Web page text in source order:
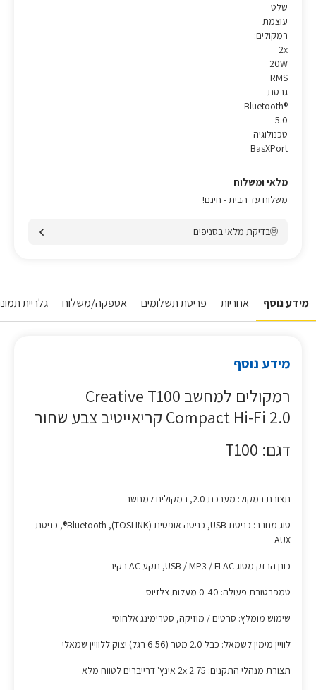
שלט
עוצמת
רמקולים:
2x
20W
RMS
גרסת
Bluetooth®
5.0
טכנולוגיה
BasXPort
מלאי ומשלוח
משלוח עד הבית - חינם!
בדיקת מלאי בסניפים
מידע נוסף אחריות פריסת תשלומים אספקה/משלוח גלריית
מידע נוסף
רמקולים למחשב Creative T100
Compact Hi-Fi 2.0 קריאייטיב צבע שחור
דגם: T100
תצורת רמקול: מערכת 2.0, רמקולים למחשב
סוג מחבר: כניסת USB, כניסה אופטית (TOSLINK), Bluetooth®, כניסת
AUX
כונן הבזק מסוג USB / MP3 / FLAC, תקע AC בקיר
טמפרטורת פעולה: 0-40 מעלות צלזיוס
שימוש מומלץ: סרטים / מוזיקה, סטרימינג אלחוטי
לוויין מימין לשמאל: כבל 2.0 מטר (6.56 רגל) יצוק ללוויין שמאלי
תצורת מנהלי התקנים: 2x 2.75 אינץ' דרייברים לטווח מלא